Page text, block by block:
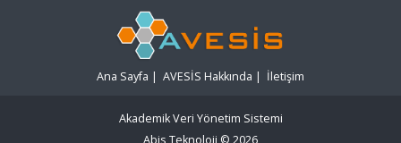
Ana Sayfa | AVESİS Hakkında | İletişim
Akademik Veri Yönetim Sistemi
Abis Teknoloji © 2026